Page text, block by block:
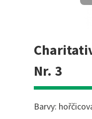
Nr. 3
Barvy: